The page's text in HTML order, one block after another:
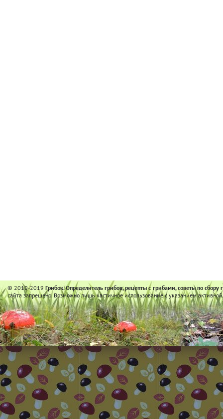
© 2010-2019Грибок. Определитель грибов, рецепты с грибами, советы по сбору
сайта запрещено. Возможно лишь частичное использование с указанием